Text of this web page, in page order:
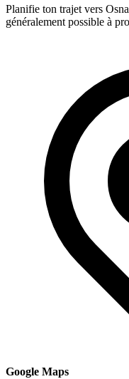
Planifie ton trajet vers
généralement possible à
Google Maps